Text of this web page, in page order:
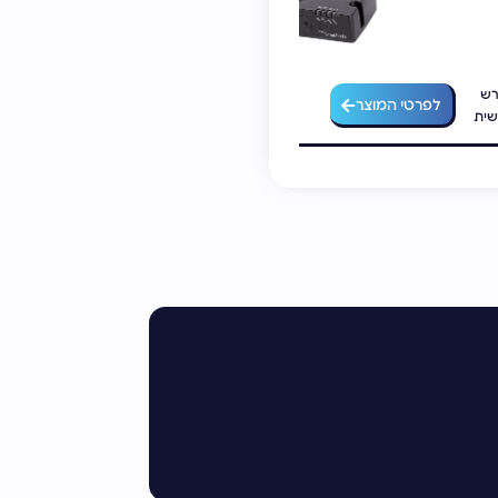
לפרטי המוצר